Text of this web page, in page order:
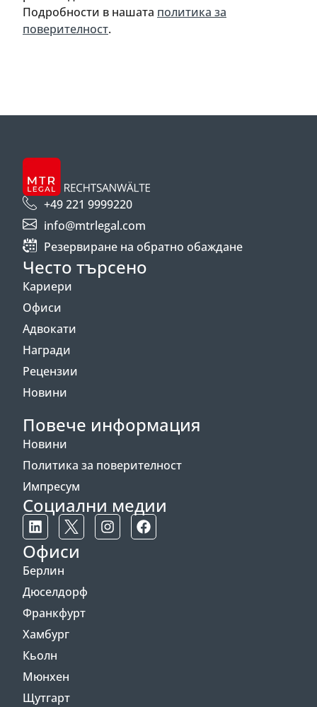
Подробности в нашата политика за
поверителност.
+49 221 9999220
info@mtrlegal.com
Резервиране на обратно обаждане
Често търсено
Кариери
Офиси
Адвокати
Награди
Рецензии
Новини
Повече информация
Новини
Политика за поверителност
Импресум
Социални медии
Офиси
Берлин
Дюселдорф
Франкфурт
Хамбург
Кьолн
Мюнхен
Щутгарт